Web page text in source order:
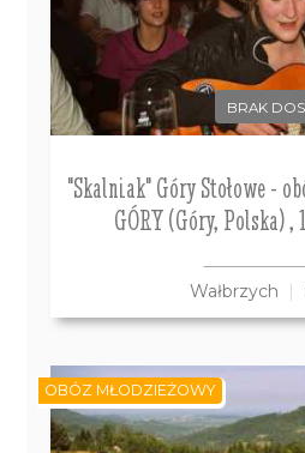
BRAK
"Skalniak" Góry Stołowe -
GÓRY (Góry, Polska)
Wałbrzych
OBÓZ MŁODZIEŻOWY